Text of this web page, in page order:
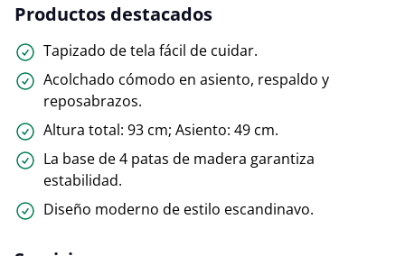
Productos destacados
Tapizado de tela fácil de cuidar.
Acolchado cómodo en asiento, respaldo y
reposabrazos.
Altura total: 93 cm; Asiento: 49 cm.
La base de 4 patas de madera garantiza
estabilidad.
Diseño moderno de estilo escandinavo.